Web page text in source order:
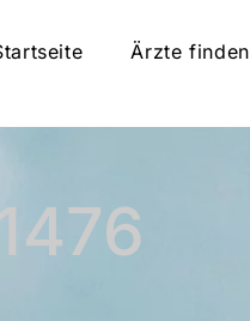
Ärzte finden